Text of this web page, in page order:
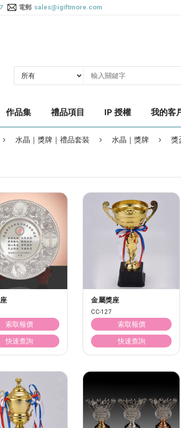
電郵 sales@igiftmore.com
作品集 禮品項目 IP 授權 我的客
水晶｜獎牌｜禮品套裝 水晶｜獎牌 獎
索取報價
快速查詢
金屬獎座
CC-127
索取報價
快速查詢